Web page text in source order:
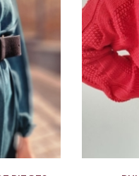
OPTIONS